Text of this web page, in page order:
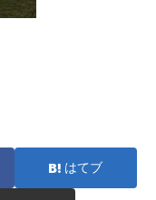
はてブ